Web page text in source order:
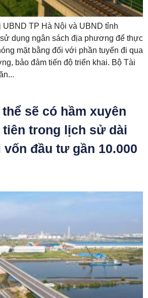
UBND TP Hà Nội và UBND tỉnh
dụng ngân sách địa phương để thực
mặt bằng đối với phần tuyến đi qua
bảo đảm tiến độ triển khai. Bộ Tài
sẽ có hầm xuyên
tiên trong lịch sử dài
đầu tư gần 10.000
TƯ VẤN MIỄN PHÍ